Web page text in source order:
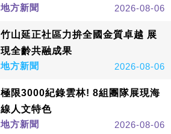
地方新聞
2026-08-06
竹山延正社區力拚全國金質卓越 展
現全齡共融成果
地方新聞
2026-08-06
極限3000紀錄雲林! 8組團隊展現海
線人文特色
地方新聞
2026-08-06